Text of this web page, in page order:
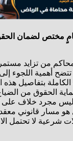
مختص لضمان
من تزايد
تتضح أهمية اللجوء
بتفاصيل هذه
الحقوق من الضياع
ليس مجرد خلاف
هو مسار قانوني
شرعية لا تحتمل